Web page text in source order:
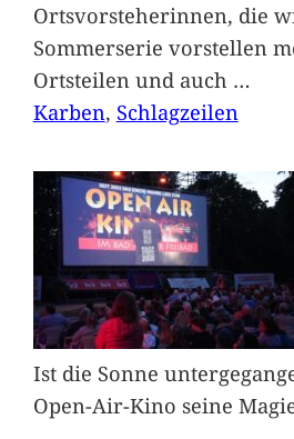
Ortsvorsteherinnen, die
Sommerserie vorstellen
Ortsteilen und auch …
Karben, Schlagzeilen
Ist die Sonne
Open-Air-Kino seine